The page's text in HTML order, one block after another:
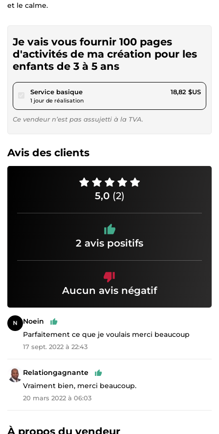
et le calme.
Je vais vous fournir 100 pages
d'activités de ma création pour les
enfants de 3 à 5 ans
Service basiquepour 17,34 $US
1 jour de réalisation
18,82 $US
Ce vendeur n’est pas assujetti à la TVA.
Avis des clients
5,0 (2)
2 avis positifs
Aucun avis négatif
Noein
Parfaitement ce que je voulais merci beaucoup
17 sept. 2022 à 22:43
Relationgagnante
Vraiment bien, merci beaucoup.
20 mars 2022 à 06:03
À propos du vendeur